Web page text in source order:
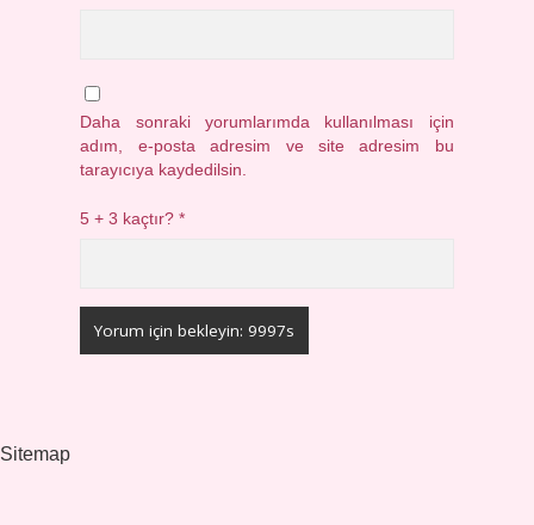
Daha sonraki yorumlarımda kullanılması için
adım, e-posta adresim ve site adresim bu
tarayıcıya kaydedilsin.
5 + 3 kaçtır?*
Sitemap